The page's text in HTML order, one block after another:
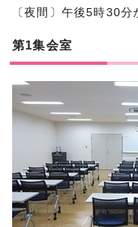
〔夜間〕午後5時30
第1集会室